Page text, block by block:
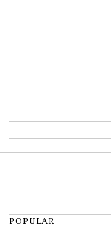
POPULAR